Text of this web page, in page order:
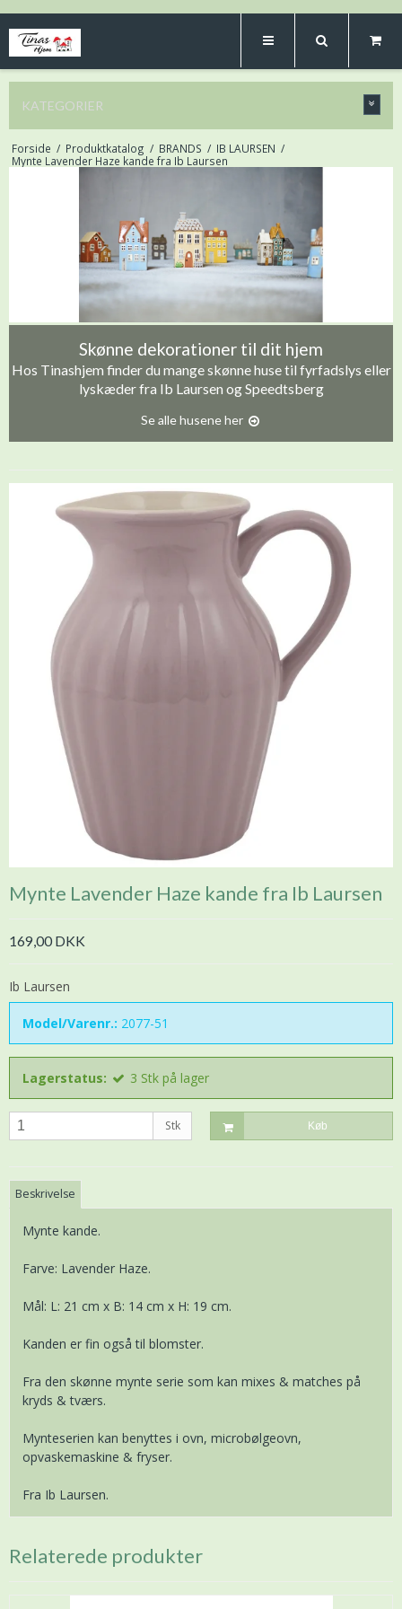
KATEGORIER
Forside / Produktkatalog / BRANDS / IB LAURSEN /
Mynte Lavender Haze kande fra Ib Laursen
Skønne dekorationer til dit hjem
Hos Tinashjem finder du mange skønne huse til fyrfadslys eller
lyskæder fra Ib Laursen og Speedtsberg
Se alle husene her
Mynte Lavender Haze kande fra Ib Laursen
169,00 DKK
Ib Laursen
Model/Varenr.: 2077-51
Lagerstatus: 3 Stk på lager
Stk Køb
Beskrivelse
Mynte kande.
Farve: Lavender Haze.
Mål: L: 21 cm x B: 14 cm x H: 19 cm.
Kanden er fin også til blomster.
Fra den skønne mynte serie som kan mixes & matches på
kryds & tværs.
Mynteserien kan benyttes i ovn, microbølgeovn,
opvaskemaskine & fryser.
Fra Ib Laursen.
Relaterede produkter